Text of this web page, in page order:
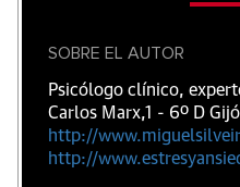
SOBRE EL AUTOR
Psicólogo clínico,
Carlos Marx,1 - 6º D
http://
http://